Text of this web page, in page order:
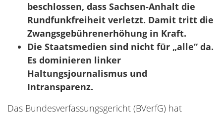
beschlossen, dass Sachsen-Anhalt die
Rundfunkfreiheit verletzt. Damit tritt die
Zwangsgebührenerhöhung in Kraft.
Die Staatsmedien sind nicht für „alle“ da.
Es dominieren linker
Haltungsjournalismus und
Intransparenz.
Das Bundesverfassungsgericht (BVerfG) hat